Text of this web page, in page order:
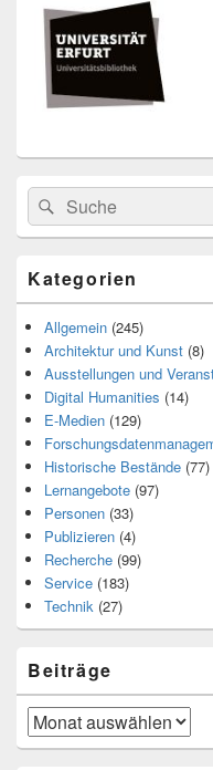
Widget-
Bereich
Search
for:
Suche
Kategorien
Allgemein (245)
Architektur und Kunst (8)
Ausstellungen und
Digital Humanities (14)
E-Medien (129)
Historische Bestände (77)
Lernangebote (97)
Personen (33)
Publizieren (4)
Recherche (99)
Service (183)
Technik (27)
Beiträge
Beiträge